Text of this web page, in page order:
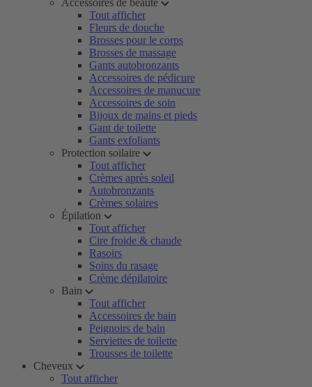
Accessoires de beauté
Tout afficher
Fleurs de douche
Brosses pour le corps
Brosses de massage
Gants autobronzants
Accessoires de pédicure
Accessoires de manucure
Accessoires de soin
Bijoux de mains et pieds
Gant de toilette
Gants exfoliants
Protection soilaire
Tout afficher
Crèmes après soleil
Autobronzants
Crèmes solaires
Épilation
Tout afficher
Cire froide & chaude
Rasoirs
Soins du rasage
Crème dépilatoire
Bain
Tout afficher
Accessoires de bain
Peignoirs de bain
Serviettes de toilette
Trousses de toilette
Cheveux
Tout afficher